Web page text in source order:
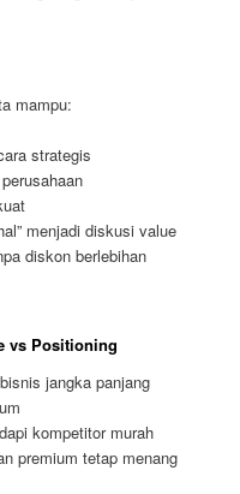
mampu:
strategis
menjadi diskusi value
diskon berlebihan
vs Positioning
jangka panjang
kompetitor murah
premium tetap menang